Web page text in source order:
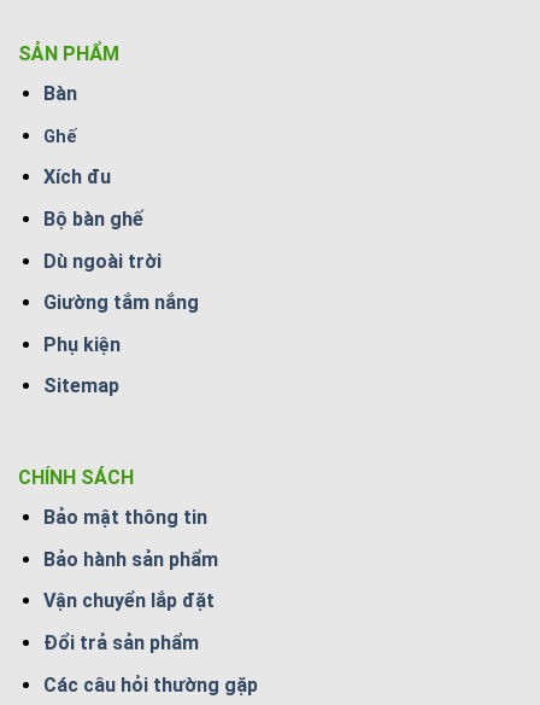
SẢN PHẨM
Bàn
Ghế
Xích đu
Bộ bàn ghế
Dù ngoài trời
Giường tắm nắng
Phụ kiện
Sitemap
CHÍNH SÁCH
Bảo mật thông tin
Bảo hành sản phẩm
Vận chuyển lắp đặt
Đổi trả sản phẩm
Các câu hỏi thường gặp